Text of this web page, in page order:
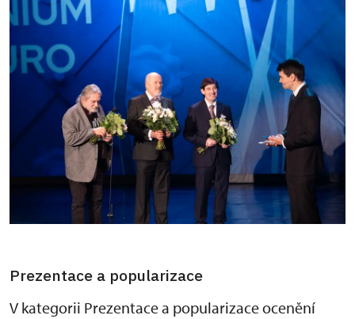
Prezentace a popularizace
V kategorii Prezentace a popularizace ocenění